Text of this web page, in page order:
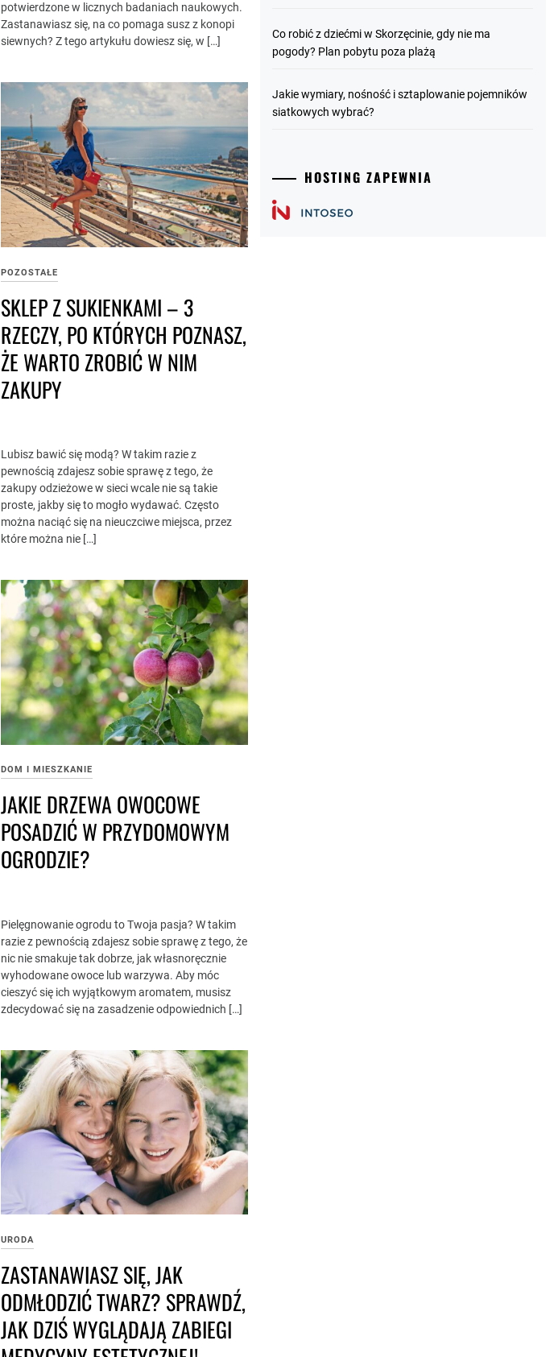
potwierdzone w licznych badaniach naukowych.
Zastanawiasz się, na co pomaga susz z konopi
siewnych? Z tego artykułu dowiesz się, w […]
POZOSTAŁE
SKLEP Z SUKIENKAMI – 3
RZECZY, PO KTÓRYCH POZNASZ,
ŻE WARTO ZROBIĆ W NIM
ZAKUPY
Lubisz bawić się modą? W takim razie z
pewnością zdajesz sobie sprawę z tego, że
zakupy odzieżowe w sieci wcale nie są takie
proste, jakby się to mogło wydawać. Często
można naciąć się na nieuczciwe miejsca, przez
które można nie […]
DOM I MIESZKANIE
JAKIE DRZEWA OWOCOWE
POSADZIĆ W PRZYDOMOWYM
OGRODZIE?
Pielęgnowanie ogrodu to Twoja pasja? W takim
razie z pewnością zdajesz sobie sprawę z tego, że
nic nie smakuje tak dobrze, jak własnoręcznie
wyhodowane owoce lub warzywa. Aby móc
cieszyć się ich wyjątkowym aromatem, musisz
zdecydować się na zasadzenie odpowiednich […]
URODA
ZASTANAWIASZ SIĘ, JAK
ODMŁODZIĆ TWARZ? SPRAWDŹ,
JAK DZIŚ WYGLĄDAJĄ ZABIEGI
Co robić z dziećmi w Skorzęcinie, gdy nie ma
pogody? Plan pobytu poza plażą
Jakie wymiary, nośność i sztaplowanie pojemników
siatkowych wybrać?
HOSTING ZAPEWNIA